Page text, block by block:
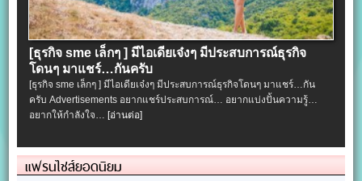
[ธุรกิจ sme เล็กๆ ] มีไอเดียเจ๋งๆ มีประสบการณ์ธุรกิจ
โดนๆ มาแชร์…กันครับ
[ธุรกิจ sme เล็กๆ ] มีไอเดียเจ๋งๆ มีประสบการณ์ธุรกิจโดนๆ มาแชร์…กัน
ครับ Advertisements อยากแชร์ประสบการณ์… อยากแบ่งปั้นความรู้…
อยากให้กำลังใจ… [อ่านต่อ]
แฟรนไชส์ยอดนิยม